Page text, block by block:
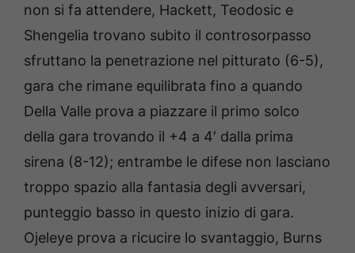
non si fa attendere, Hackett, Teodosic e
Shengelia trovano subito il controsorpasso
sfruttano la penetrazione nel pitturato (6-5),
gara che rimane equilibrata fino a quando
Della Valle prova a piazzare il primo solco
della gara trovando il +4 a 4′ dalla prima
sirena (8-12); entrambe le difese non lasciano
troppo spazio alla fantasia degli avversari,
punteggio basso in questo inizio di gara.
Ojeleye prova a ricucire lo svantaggio, Burns